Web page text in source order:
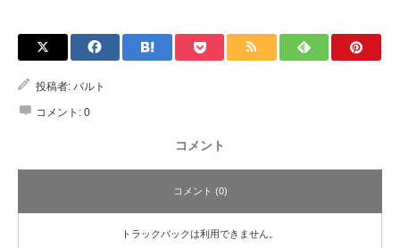
投稿者: バルト
コメント: 0
コメント
コメント (0)
トラックバックは利用できません。